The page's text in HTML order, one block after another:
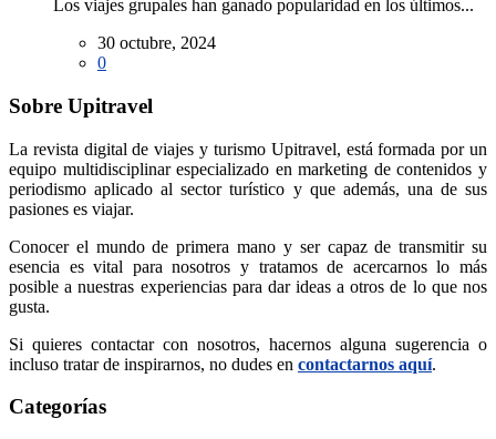
Los viajes grupales han ganado popularidad en los últimos...
30 octubre, 2024
0
Sobre Upitravel
La revista digital de viajes y turismo Upitravel, está formada por un
equipo multidisciplinar especializado en marketing de contenidos y
periodismo aplicado al sector turístico y que además, una de sus
pasiones es viajar.
Conocer el mundo de primera mano y ser capaz de transmitir su
esencia es vital para nosotros y tratamos de acercarnos lo más
posible a nuestras experiencias para dar ideas a otros de lo que nos
gusta.
Si quieres contactar con nosotros, hacernos alguna sugerencia o
incluso tratar de inspirarnos, no dudes en contactarnos aquí.
Categorías